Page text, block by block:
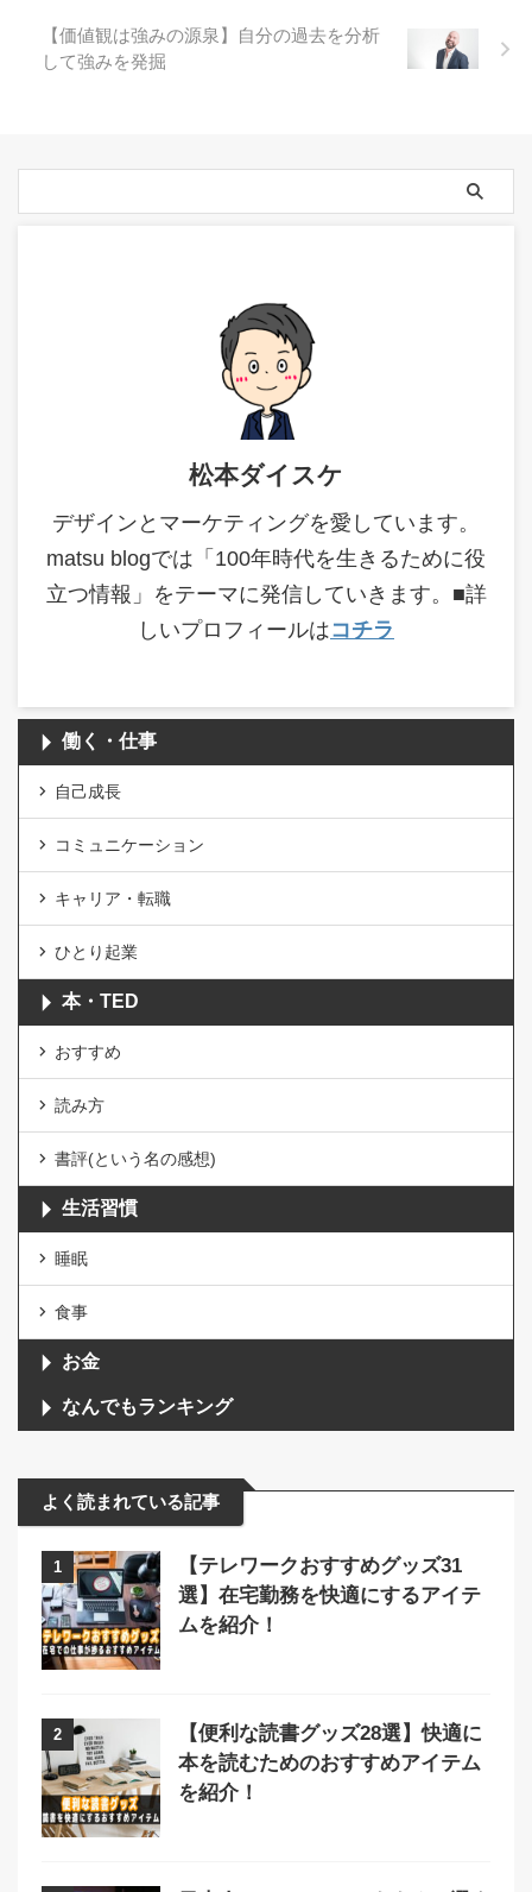
【価値観は強みの源泉】自分の過去を分析
して強みを発掘
松本ダイスケ
デザインとマーケティングを愛しています。
matsu blogでは「100年時代を生きるために役
立つ情報」をテーマに発信していきます。■詳
しいプロフィールはコチラ
働く・仕事
自己成長
コミュニケーション
キャリア・転職
ひとり起業
本・TED
おすすめ
読み方
書評(という名の感想)
生活習慣
睡眠
食事
お金
なんでもランキング
よく読まれている記事
1
【テレワークおすすめグッズ31
選】在宅勤務を快適にするアイテ
ムを紹介！
2
【便利な読書グッズ28選】快適に
本を読むためのおすすめアイテム
を紹介！